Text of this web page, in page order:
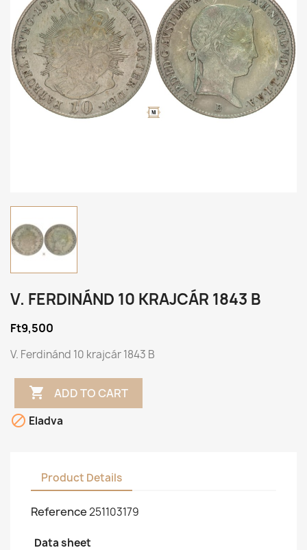
V. FERDINÁND 10 KRAJCÁR 1843 B
Ft9,500
V. Ferdinánd 10 krajcár 1843 B
 ADD TO CART
 Eladva
Product Details
Reference251103179
Data sheet